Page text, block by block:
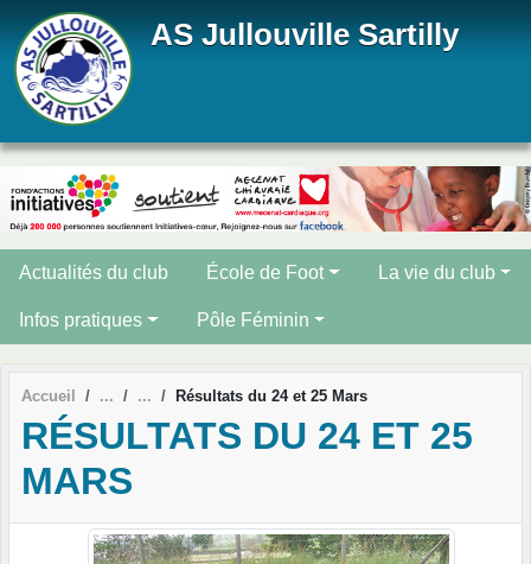
AS Jullouville Sartilly
Actualités du club École de Foot La vie du club
Infos pratiques Pôle Féminin
Accueil Résultats du 24 et 25 Mars
RÉSULTATS DU 24 ET 25
MARS
Panneau de gestion des cookies